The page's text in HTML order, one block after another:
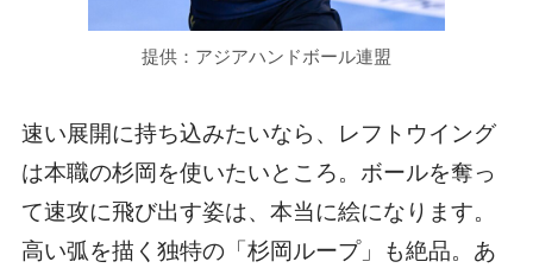
提供：アジアハンドボール連盟
速い展開に持ち込みたいなら、レフトウイング
は本職の杉岡を使いたいところ。ボールを奪っ
て速攻に飛び出す姿は、本当に絵になります。
高い弧を描く独特の「杉岡ループ」も絶品。あ